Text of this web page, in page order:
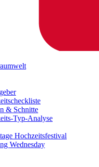
& Schnitte
Typ-Analyse
Hochzeitsfestival
Wednesday